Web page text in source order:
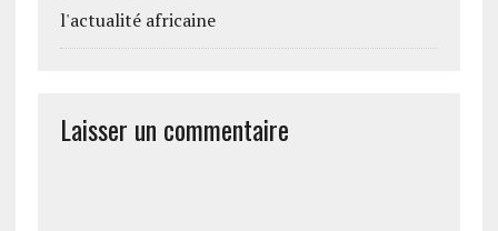
l'actualité africaine
Laisser un commentaire